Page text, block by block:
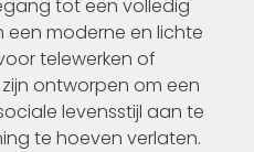
tot een volledig
een moderne en lichte
telewerken of
ontworpen om een
levensstijl aan te
te hoeven verlaten.